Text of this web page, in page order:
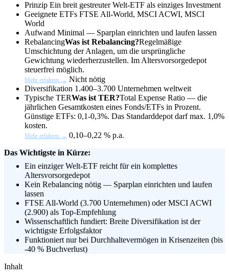
Prinzip Ein breit gestreuter Welt-ETF als einziges Investment
Geeignete ETFs FTSE All-World, MSCI ACWI, MSCI
World
Aufwand Minimal — Sparplan einrichten und laufen lassen
RebalancingWas ist Rebalancing?Regelmäßige
Umschichtung der Anlagen, um die ursprüngliche
Gewichtung wiederherzustellen. Im Altersvorsorgedepot
steuerfrei möglich.
Mehr erfahren → Nicht nötig
Diversifikation 1.400–3.700 Unternehmen weltweit
Typische TERWas ist TER?Total Expense Ratio — die
jährlichen Gesamtkosten eines Fonds/ETFs in Prozent.
Günstige ETFs: 0,1-0,3%. Das Standarddepot darf max. 1,0%
kosten.
Mehr erfahren → 0,10–0,22 % p.a.
Das Wichtigste in Kürze:
Ein einziger Welt-ETF reicht für ein komplettes
Altersvorsorgedepot
Kein Rebalancing nötig — Sparplan einrichten und laufen
lassen
FTSE All-World (3.700 Unternehmen) oder MSCI ACWI
(2.900) als Top-Empfehlung
Wissenschaftlich fundiert: Breite Diversifikation ist der
wichtigste Erfolgsfaktor
Funktioniert nur bei Durchhaltevermögen in Krisenzeiten (bis
-40 % Buchverlust)
Inhalt